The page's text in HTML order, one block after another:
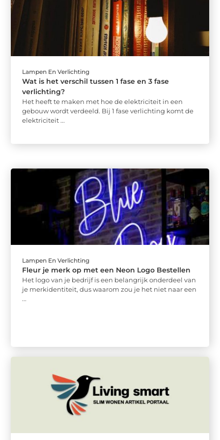
Lampen En Verlichting
Wat is het verschil tussen 1 fase en 3 fase
verlichting?
Het heeft te maken met hoe de elektriciteit in een
gebouw wordt verdeeld. Bij 1 fase verlichting komt de
elektriciteit ...
Lampen En Verlichting
Fleur je merk op met een Neon Logo Bestellen
Het logo van je bedrijf is een belangrijk onderdeel van
je merkidentiteit, dus waarom zou je het niet naar een
...